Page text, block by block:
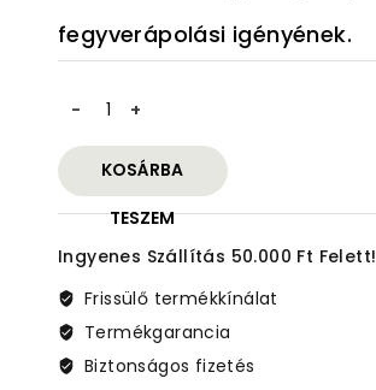
fegyverápolási igényének.
Pamut
1"
.243
Cal
mennyiség
KOSÁRBA
TESZEM
Ingyenes Szállítás 50.000 Ft Felett!
Frissülő termékkínálat
Termékgarancia
Biztonságos fizetés